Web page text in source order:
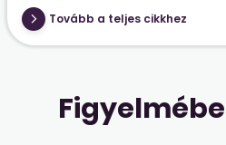
Tovább a teljes cikkhez